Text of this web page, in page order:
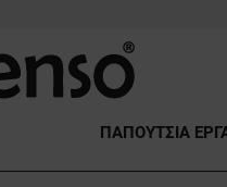
ΠΑΠΟΥΤΣΙΑ